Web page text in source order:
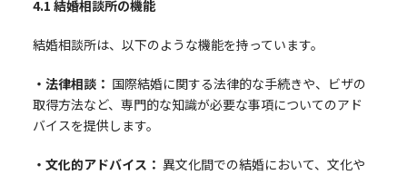
4.1 結婚相談所の機能
結婚相談所は、以下のような機能を持っています。
・法律相談： 国際結婚に関する法律的な手続きや、ビザの
取得方法など、専門的な知識が必要な事項についてのアド
バイスを提供します。
・文化的アドバイス： 異文化間での結婚において、文化や